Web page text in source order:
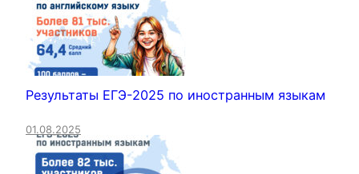
Результаты ЕГЭ-2025 по иностранным языкам
01.08.2025